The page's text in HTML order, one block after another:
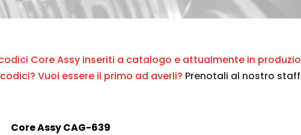
Core Assy inseriti a catalogo e attualmente in
Vuoi essere il primo ad averli? Prenotali al nostro staff
Core Assy CAG-639